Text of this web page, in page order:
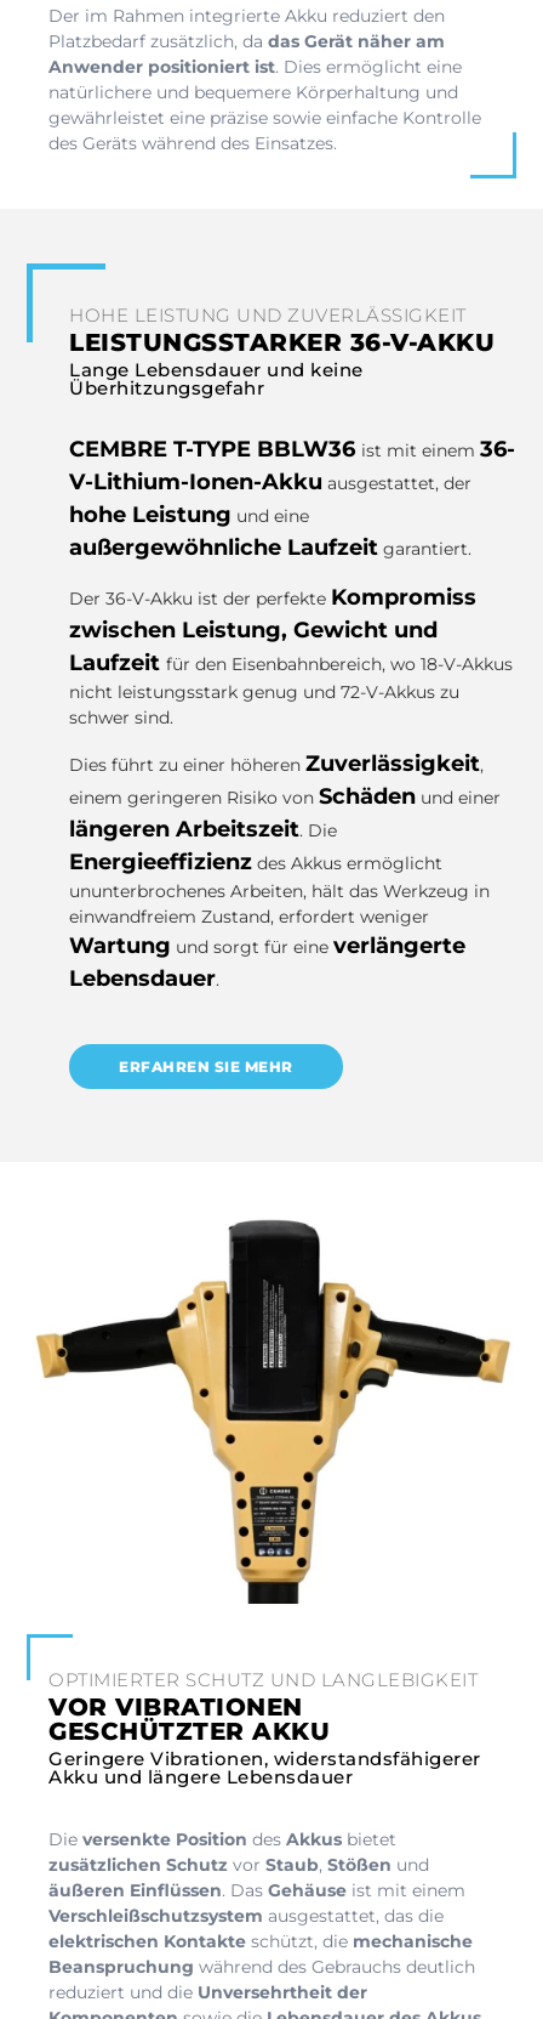
Der im Rahmen integrierte Akku reduziert den
Platzbedarf zusätzlich, da das Gerät näher am
Anwender positioniert ist. Dies ermöglicht eine
natürlichere und bequemere Körperhaltung und
gewährleistet eine präzise sowie einfache Kontrolle
des Geräts während des Einsatzes.
HOHE LEISTUNG UND ZUVERLÄSSIGKEIT
LEISTUNGSSTARKER 36-V-AKKU
Lange Lebensdauer und keine
Überhitzungsgefahr
CEMBRE T-TYPE BBLW36 ist mit einem 36-
V-Lithium-Ionen-Akku ausgestattet, der
hohe Leistung und eine
außergewöhnliche Laufzeit garantiert.
Der 36-V-Akku ist der perfekte Kompromiss
zwischen Leistung, Gewicht und
Laufzeit für den Eisenbahnbereich, wo 18-V-Akkus
nicht leistungsstark genug und 72-V-Akkus zu
schwer sind.
Dies führt zu einer höheren Zuverlässigkeit,
einem geringeren Risiko von Schäden und einer
längeren Arbeitszeit. Die
Energieeffizienz des Akkus ermöglicht
ununterbrochenes Arbeiten, hält das Werkzeug in
einwandfreiem Zustand, erfordert weniger
Wartung und sorgt für eine verlängerte
Lebensdauer.
ERFAHREN SIE MEHR
OPTIMIERTER SCHUTZ UND LANGLEBIGKEIT
VOR VIBRATIONEN
GESCHÜTZTER AKKU
Geringere Vibrationen, widerstandsfähigerer
Akku und längere Lebensdauer
Die versenkte Position des Akkus bietet
zusätzlichen Schutz vor Staub, Stößen und
äußeren Einflüssen. Das Gehäuse ist mit einem
Verschleißschutzsystem ausgestattet, das die
elektrischen Kontakte schützt, die mechanische
Beanspruchung während des Gebrauchs deutlich
reduziert und die Unversehrtheit der